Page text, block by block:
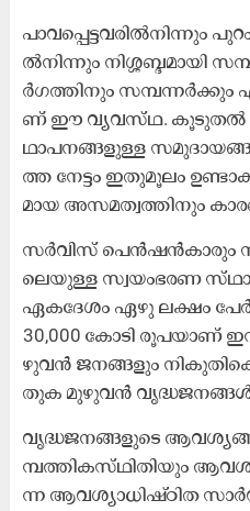
പാ​വ​പ്പെ​ട്ട​വ​രി​ൽ​നി​ന്നും
ൽ​നി​ന്നും നി​ശ്ശ​ബ്ദ​മാ​യി
ർ​ഗ​ത്തി​നും സ​മ്പ​ന്ന​ർ​ക്കും
ണ് ഈ ​വ്യ​വ​സ്​​ഥ. കൂ​ടു​ത​ൽ
ഥാ​പ​ന​ങ്ങ​ളു​ള്ള
ത്ത നേ​ട്ടം ഇ​തു​മൂ​ലം
മാ​യ അ​സ​മ​ത്വ​ത്തി​നും
സ​ർ​വി​സ്​ പെ​ൻ​ഷ​ൻ​കാ​രും
ലെ​യു​ള്ള സ്വ​യം​ഭ​ര​ണ
ഏ​ക​ദേ​ശം ഏ​ഴു ല​ക്ഷം
30,000 കോ​ടി രൂ​പ​യാ​ണ്
ഴു​വ​ൻ ജ​ന​ങ്ങ​ളും
​തു​ക മു​ഴു​വ​ൻ
വൃ​ദ്ധ​ജ​ന​ങ്ങ​ളു​ടെ
മ്പ​ത്തി​ക​സ്​​ഥി​തി​യും
ന്ന ആ​വ​ശ്യാ​ധി​ഷ്ഠി​ത